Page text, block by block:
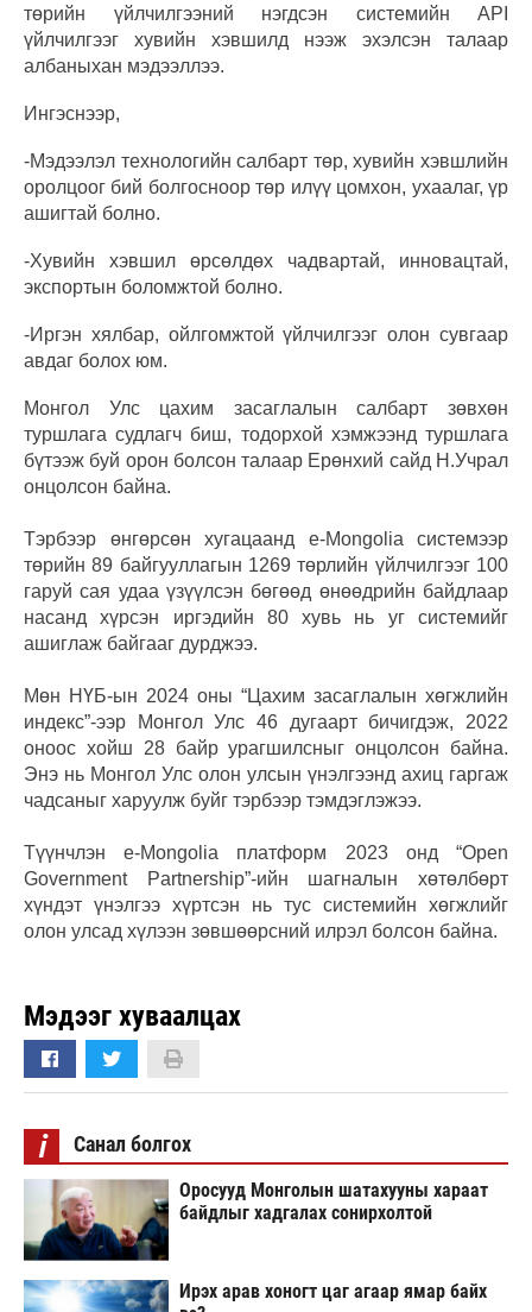
төрийн үйлчилгээний нэгдсэн системийн API
үйлчилгээг хувийн хэвшилд нээж эхэлсэн талаар
албаныхан мэдээллээ.
Ингэснээр,
-Мэдээлэл технологийн салбарт төр, хувийн хэвшлийн
оролцоог бий болгосноор төр илүү цомхон, ухаалаг, үр
ашигтай болно.
-Хувийн хэвшил өрсөлдөх чадвартай, инновацтай,
экспортын боломжтой болно.
-Иргэн хялбар, ойлгомжтой үйлчилгээг олон сувгаар
авдаг болох юм.
Монгол Улс цахим засаглалын салбарт зөвхөн
туршлага судлагч биш, тодорхой хэмжээнд туршлага
бүтээж буй орон болсон талаар Ерөнхий сайд Н.Учрал
онцолсон байна.
Тэрбээр өнгөрсөн хугацаанд e-Mongolia системээр
төрийн 89 байгууллагын 1269 төрлийн үйлчилгээг 100
гаруй сая удаа үзүүлсэн бөгөөд өнөөдрийн байдлаар
насанд хүрсэн иргэдийн 80 хувь нь уг системийг
ашиглаж байгааг дурджээ.
Мөн НҮБ-ын 2024 оны “Цахим засаглалын хөгжлийн
индекс”-ээр Монгол Улс 46 дугаарт бичигдэж, 2022
оноос хойш 28 байр урагшилсныг онцолсон байна.
Энэ нь Монгол Улс олон улсын үнэлгээнд ахиц гаргаж
чадсаныг харуулж буйг тэрбээр тэмдэглэжээ.
Түүнчлэн e-Mongolia платформ 2023 онд “Open
Government Partnership”-ийн шагналын хөтөлбөрт
хүндэт үнэлгээ хүртсэн нь тус системийн хөгжлийг
олон улсад хүлээн зөвшөөрсний илрэл болсон байна.
Мэдээг хуваалцах
i Санал болгох
Оросууд Монголын шатахууны хараат
байдлыг хадгалах сонирхолтой
Ирэх арав хоногт цаг агаар ямар байх